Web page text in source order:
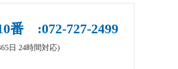
番 :072-727-2499
日 24時間対応)